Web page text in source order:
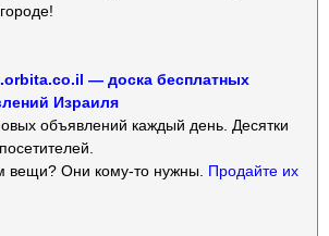
— доска бесплатных
Израиля
объявлений каждый день. Десятки
вещи? Они кому-то нужны. Продайте их